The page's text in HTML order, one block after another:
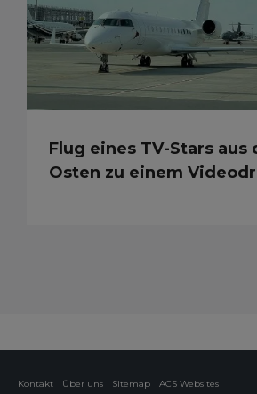
Flug eines TV-Stars aus
Osten zu einem
Kontakt Über uns Sitemap ACS Websites